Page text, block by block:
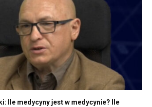
Ile medycyny jest w medycynie? Ile